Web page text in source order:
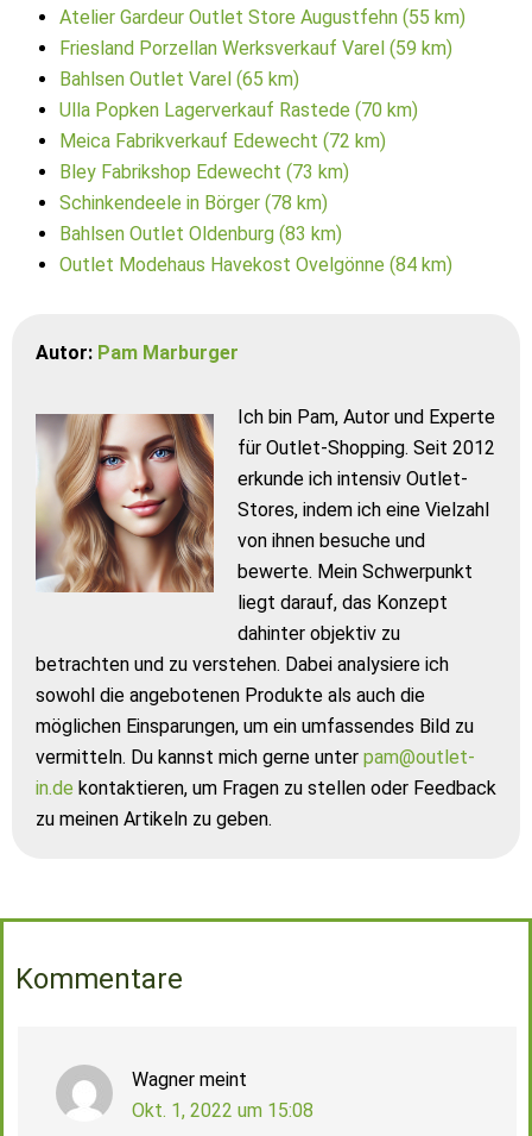
Atelier Gardeur Outlet Store Augustfehn (55 km)
Friesland Porzellan Werksverkauf Varel (59 km)
Bahlsen Outlet Varel (65 km)
Ulla Popken Lagerverkauf Rastede (70 km)
Meica Fabrikverkauf Edewecht (72 km)
Bley Fabrikshop Edewecht (73 km)
Schinkendeele in Börger (78 km)
Bahlsen Outlet Oldenburg (83 km)
Outlet Modehaus Havekost Ovelgönne (84 km)
Autor: Pam Marburger
Ich bin Pam, Autor und Experte
für Outlet-Shopping. Seit 2012
erkunde ich intensiv Outlet-
Stores, indem ich eine Vielzahl
von ihnen besuche und
bewerte. Mein Schwerpunkt
liegt darauf, das Konzept
dahinter objektiv zu
betrachten und zu verstehen. Dabei analysiere ich
sowohl die angebotenen Produkte als auch die
möglichen Einsparungen, um ein umfassendes Bild zu
vermitteln. Du kannst mich gerne unter pam@outlet-
in.de kontaktieren, um Fragen zu stellen oder Feedback
zu meinen Artikeln zu geben.
Kommentare
Wagner meint
Okt. 1, 2022 um 15:08